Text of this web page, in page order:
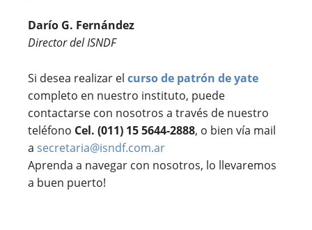
Darío G. Fernández
Director del ISNDF
Si desea realizar el curso de patrón de yate
completo en nuestro instituto, puede
contactarse con nosotros a través de nuestro
teléfono Cel. (011) 15 5644-2888, o bien vía mail
a secretaria@isndf.com.ar
Aprenda a navegar con nosotros, lo llevaremos
a buen puerto!